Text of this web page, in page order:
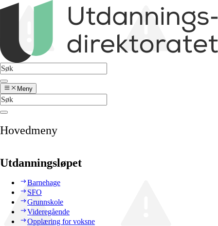
Meny
Hovedmeny
Utdanningsløpet
Barnehage
SFO
Grunnskole
Videregående
Opplæring for voksne